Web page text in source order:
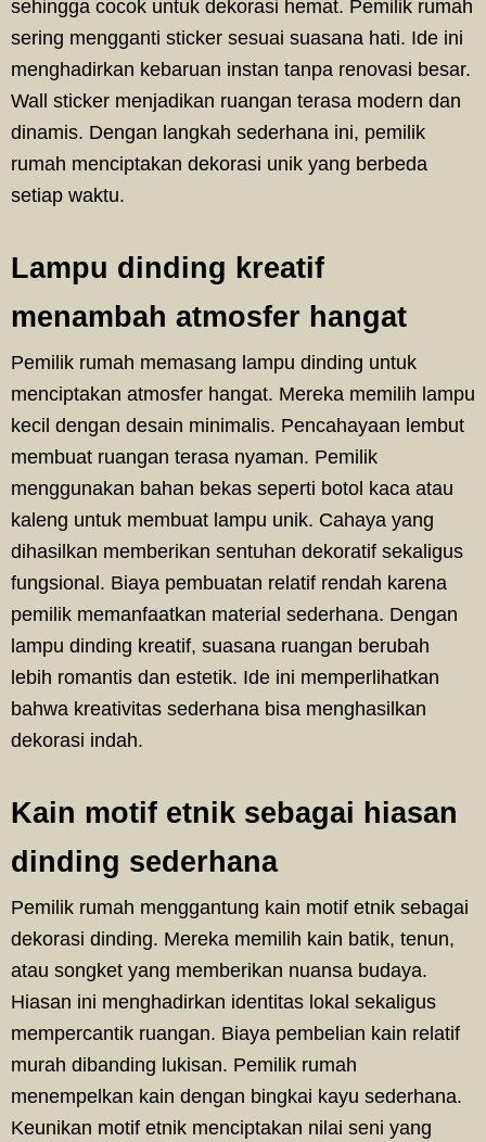
sehingga cocok untuk dekorasi hemat. Pemilik rumah
sering mengganti sticker sesuai suasana hati. Ide ini
menghadirkan kebaruan instan tanpa renovasi besar.
Wall sticker menjadikan ruangan terasa modern dan
dinamis. Dengan langkah sederhana ini, pemilik
rumah menciptakan dekorasi unik yang berbeda
setiap waktu.
Lampu dinding kreatif
menambah atmosfer hangat
Pemilik rumah memasang lampu dinding untuk
menciptakan atmosfer hangat. Mereka memilih lampu
kecil dengan desain minimalis. Pencahayaan lembut
membuat ruangan terasa nyaman. Pemilik
menggunakan bahan bekas seperti botol kaca atau
kaleng untuk membuat lampu unik. Cahaya yang
dihasilkan memberikan sentuhan dekoratif sekaligus
fungsional. Biaya pembuatan relatif rendah karena
pemilik memanfaatkan material sederhana. Dengan
lampu dinding kreatif, suasana ruangan berubah
lebih romantis dan estetik. Ide ini memperlihatkan
bahwa kreativitas sederhana bisa menghasilkan
dekorasi indah.
Kain motif etnik sebagai hiasan
dinding sederhana
Pemilik rumah menggantung kain motif etnik sebagai
dekorasi dinding. Mereka memilih kain batik, tenun,
atau songket yang memberikan nuansa budaya.
Hiasan ini menghadirkan identitas lokal sekaligus
mempercantik ruangan. Biaya pembelian kain relatif
murah dibanding lukisan. Pemilik rumah
menempelkan kain dengan bingkai kayu sederhana.
Keunikan motif etnik menciptakan nilai seni yang